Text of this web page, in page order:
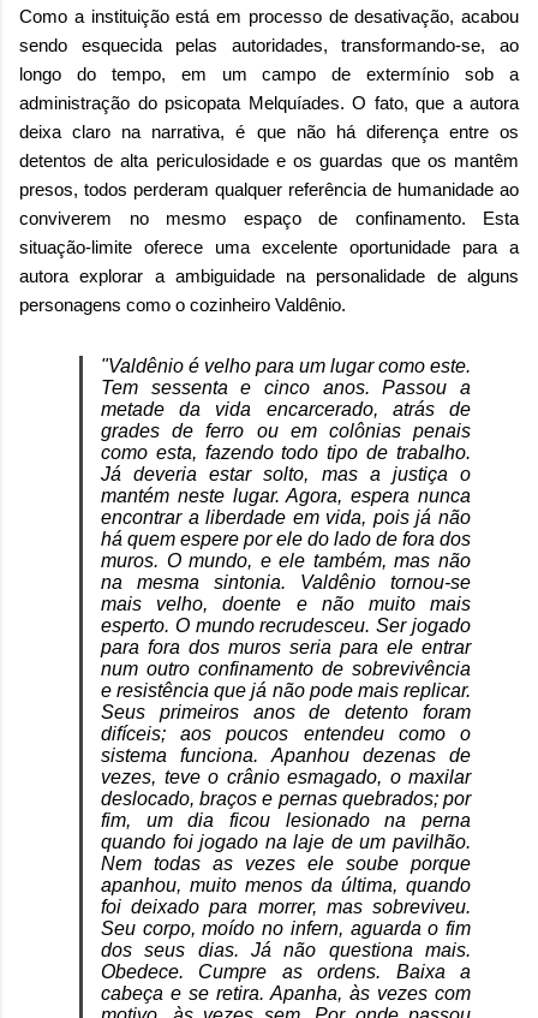
Como a instituição está em processo de desativação, acabou
sendo esquecida pelas autoridades, transformando-se, ao
longo do tempo, em um campo de extermínio sob a
administração do psicopata Melquíades. O fato, que a autora
deixa claro na narrativa, é que não há diferença entre os
detentos de alta periculosidade e os guardas que os mantêm
presos, todos perderam qualquer referência de humanidade ao
conviverem no mesmo espaço de confinamento. Esta
situação-limite oferece uma excelente oportunidade para a
autora explorar a ambiguidade na personalidade de alguns
personagens como o cozinheiro Valdênio.
"Valdênio é velho para um lugar como este.
Tem sessenta e cinco anos. Passou a
metade da vida encarcerado, atrás de
grades de ferro ou em colônias penais
como esta, fazendo todo tipo de trabalho.
Já deveria estar solto, mas a justiça o
mantém neste lugar. Agora, espera nunca
encontrar a liberdade em vida, pois já não
há quem espere por ele do lado de fora dos
muros. O mundo, e ele também, mas não
na mesma sintonia. Valdênio tornou-se
mais velho, doente e não muito mais
esperto. O mundo recrudesceu. Ser jogado
para fora dos muros seria para ele entrar
num outro confinamento de sobrevivência
e resistência que já não pode mais replicar.
Seus primeiros anos de detento foram
difíceis; aos poucos entendeu como o
sistema funciona. Apanhou dezenas de
vezes, teve o crânio esmagado, o maxilar
deslocado, braços e pernas quebrados; por
fim, um dia ficou lesionado na perna
quando foi jogado na laje de um pavilhão.
Nem todas as vezes ele soube porque
apanhou, muito menos da última, quando
foi deixado para morrer, mas sobreviveu.
Seu corpo, moído no infern, aguarda o fim
dos seus dias. Já não questiona mais.
Obedece. Cumpre as ordens. Baixa a
cabeça e se retira. Apanha, às vezes com